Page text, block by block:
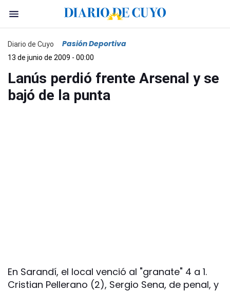
Diario de Cuyo Pasión Deportiva
13 de junio de 2009 - 00:00
Lanús perdió frente Arsenal y se
bajó de la punta
En Sarandí, el local venció al "granate" 4 a 1.
Cristian Pellerano (2), Sergio Sena, de penal, y